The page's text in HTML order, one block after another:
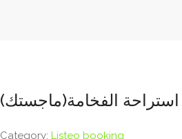
استراحة الفخامة(ماجستك)
Category: Listeo booking